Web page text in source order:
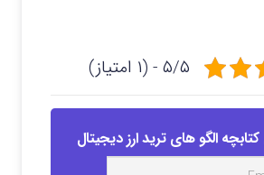
۵/۵ - (۱ امتیاز)
کتابچه الگو های ترید ارز دیجیتال